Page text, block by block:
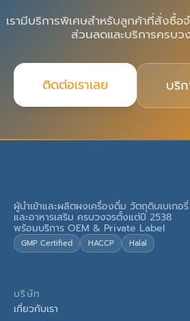
เรามีบริการพิเศษสำหรับลูกค้าที่สั่งซื้
ส่วนลดและบริการครบว
ติดต่อเราเลย บริ
ผู้นำเข้าและผลิตผงเครื่องดื่ม วัตถุดิบเบเกอรี่
และอาหารเสริม ครบวงจรตั้งแต่ปี 2538
พร้อมบริการ OEM & Private Label
GMP Certified HACCP Halal
บริษัท
เกี่ยวกับเรา